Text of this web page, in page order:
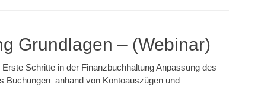
Grundlagen – (Webinar)
Schritte in der Finanzbuchhaltung Anpassung des
Buchungen anhand von Kontoauszügen und